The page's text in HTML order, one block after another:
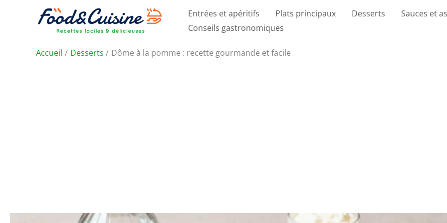
Entrées et apéritifs Plats principaux Desserts Sauces et
Conseils gastronomiques
Accueil Desserts Dôme à la pomme : recette gourmande et facile